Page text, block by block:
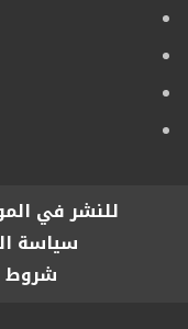
للنشر في
سياسة
شروط